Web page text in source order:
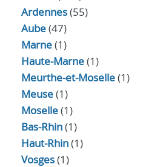
Ardennes(55)
Aube(47)
Marne(1)
Haute-Marne(1)
Meurthe-et-Moselle(1)
Meuse(1)
Moselle(1)
Bas-Rhin(1)
Haut-Rhin(1)
Vosges(1)